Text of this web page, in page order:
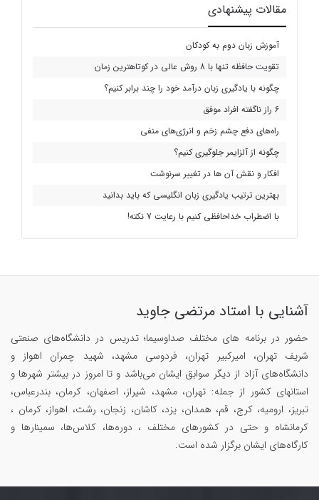
مقالات پیشنهادی
آموزش زبان دوم به کودکان
تقویت حافظه تنها با 8 روش عالی در کوتاهترین زمان
چگونه با یادگیری زبان درآمد خود را چند برابر کنیم؟
6 راز ناگفته افراد موفق
راه‌های دفع چشم زخم و انرژی‌های منفی
چگونه از آلزایمر جلوگیری کنیم؟
افکار و نقش آن ها در تغییر سرنوشت
بهترین ترتیب یادگیری زبان انگلیسی که باید بدانید
با اضطراب خداحافظی کنیم با رعایت 7 نکته!
آشنایی با استاد مرتضی جاوید
حضور در برنامه های مختلف صداوسیما؛ تدریس در دانشگاه‌های صنعتی
شریف تهران، امیرکبیر تهران، فردوسی مشهد، شهید چمران اهواز و
دانشگاه‌های آزاد از دیگر سوابق ایشان می‌باشد و تا امروز در بیشتر شهرها و
استانهای کشور از جمله: تهران، مشهد، شیراز، اصفهان، کرمان، بندرعباس،
تبریز، ارومیه، کرج، قم، همدان، یزد، کاشان، زنجان، رشت، اهواز، کرمان ،
کرمانشاه و حتی در کشورهای مختلف ، دوره‌ها، کلاس‌ها، سمینار‌ها و
کارگاه‌های ایشان برگزار شده است.